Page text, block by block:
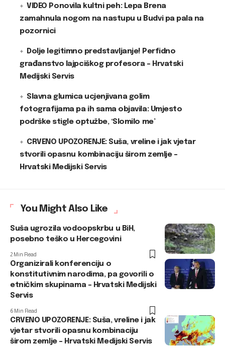
VIDEO Ponovila kultni peh: Lepa Brena
zamahnula nogom na nastupu u Budvi pa pala na
pozornici
Dolje legitimno predstavljanje! Perfidno
građanstvo lajpciškog profesora – Hrvatski
Medijski Servis
Slavna glumica ucjenjivana golim
fotografijama pa ih sama objavila: Umjesto
podrške stigle optužbe, ‘Slomilo me’
CRVENO UPOZORENJE: Suša, vreline i jak vjetar
stvorili opasnu kombinaciju širom zemlje –
Hrvatski Medijski Servis
You Might Also Like
Suša ugrozila vodoopskrbu u BiH,
posebno teško u Hercegovini
2 Min Read
Organizirali konferenciju o
konstitutivnim narodima, pa govorili o
etničkim skupinama – Hrvatski Medijski
Servis
6 Min Read
CRVENO UPOZORENJE: Suša, vreline i jak
vjetar stvorili opasnu kombinaciju
širom zemlje – Hrvatski Medijski Servis